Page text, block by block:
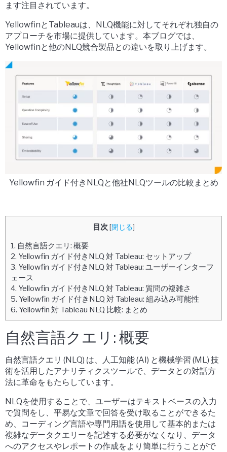
ます注目されています。
YellowfinとTableauは、NLQ機能に対してそれぞれ独自の
アプローチを市場に提供しています。本ブログでは、
Yellowfinと他のNLQ競合製品との違いを取り上げます。
Yellowfin ガイド付きNLQと他社NLQツールの比較まとめ
目次 [閉じる]
1. 自然言語クエリ: 概要
2. Yellowfin ガイド付きNLQ 対 Tableau: セットアップ
3. Yellowfin ガイド付きNLQ 対 Tableau: ユーザーインターフ
ェース
4. Yellowfin ガイド付きNLQ 対 Tableau: 質問の複雑さ
5. Yellowfin ガイド付きNLQ 対 Tableau: 組み込み可能性
6. Yellowfin 対 Tableau NLQ 比較: まとめ
自然言語クエリ: 概要
自然言語クエリ (NLQ) は、人工知能 (AI) と機械学習 (ML) 技
術を活用したアナリティクスツールで、データとの対話方
法に革命をもたらしています。
NLQを使用することで、ユーザーはテキストベースの入力
で質問をし、平易な文章で回答を受け取ることができるた
め、コーディング言語や専門用語を使用して基本的または
複雑なデータクエリーを記述する必要がなくなり、データ
へのアクセスやレポートの作成をより簡単に行うことがで